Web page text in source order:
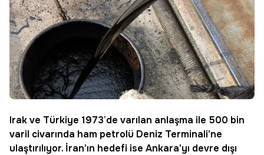
Irakve Türkiye 1973’de varılan anlaşma ile 500 bin
varil civarında ham petrolü Deniz Terminali'ne
ulaştırılıyor. İran'ın hedefi ise Ankara'yı devre dışı